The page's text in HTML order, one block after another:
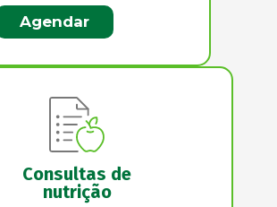
Agendar
Consultas de
nutrição